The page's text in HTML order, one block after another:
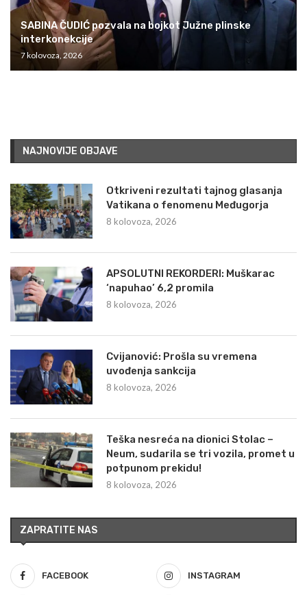
SABINA ČUDIĆ pozvala na bojkot Južne plinske
interkonekcije
7 kolovoza, 2026
NAJNOVIJE OBJAVE
Otkriveni rezultati tajnog glasanja
Vatikana o fenomenu Međugorja
8 kolovoza, 2026
APSOLUTNI REKORDERI: Muškarac
‘napuhao’ 6,2 promila
8 kolovoza, 2026
Cvijanović: Prošla su vremena
uvođenja sankcija
8 kolovoza, 2026
Teška nesreća na dionici Stolac –
Neum, sudarila se tri vozila, promet u
potpunom prekidu!
8 kolovoza, 2026
ZAPRATITE NAS
FACEBOOK INSTAGRAM